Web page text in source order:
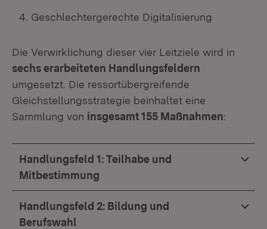
Geschlechtergerechte Digitalisierung
Die Verwirklichung dieser vier Leitziele wird in
sechs erarbeiteten Handlungsfeldern
umgesetzt. Die ressortübergreifende
Gleichstellungsstrategie beinhaltet eine
Sammlung von insgesamt 155 Maßnahmen:
Handlungsfeld 1: Teilhabe und
Mitbestimmung
Handlungsfeld 2: Bildung und
Berufswahl